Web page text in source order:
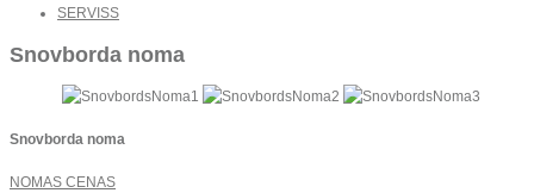
SERVISS
Snovborda noma
Snovborda noma
NOMAS CENAS